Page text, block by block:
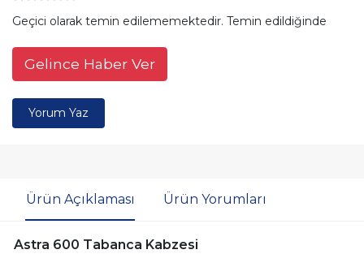
Geçici olarak temin edilememektedir. Temin edildiğinde
Gelince Haber Ver
Yorum Yaz
Ürün Açıklaması Ürün Yorumları
Astra 600 Tabanca Kabzesi